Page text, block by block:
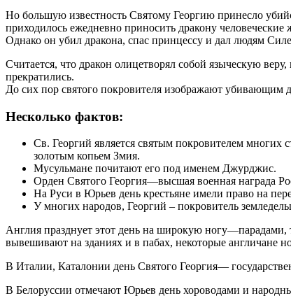
Но большую известность Святому Георгию принесло
приходилось ежедневно приносить дракону
Однако он убил дракона, спас принцессу и дал людям
Считается, что дракон олицетворял собой языческую
прекратились.
До сих пор святого покровителя изображают убивающим
Несколько фактов:
Св. Георгий является святым покровителем многих
золотым копьем Змия.
Мусульмане почитают его под именем Джурджис.
Орден Святого Георгия—высшая военная награда
На Руси в Юрьев день крестьяне имели право на
У многих народов, Георгий – покровитель
Англия празднует этот день на широкую
вывешивают на зданиях и в пабах, некоторые англичане
В Италии, Каталонии день Святого Георгия—
В Белоруссии отмечают Юрьев день хороводами и